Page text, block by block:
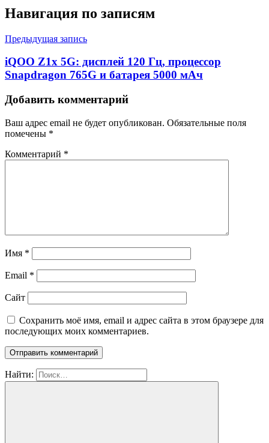
Навигация по записям
Предыдущая запись
iQOO Z1x 5G: дисплей 120 Гц, процессор
Snapdragon 765G и батарея 5000 мАч
Добавить комментарий
Ваш адрес email не будет опубликован. Обязательные поля
помечены *
Комментарий *
Имя *
Email *
Сайт
Сохранить моё имя, email и адрес сайта в этом браузере для
последующих моих комментариев.
Найти: